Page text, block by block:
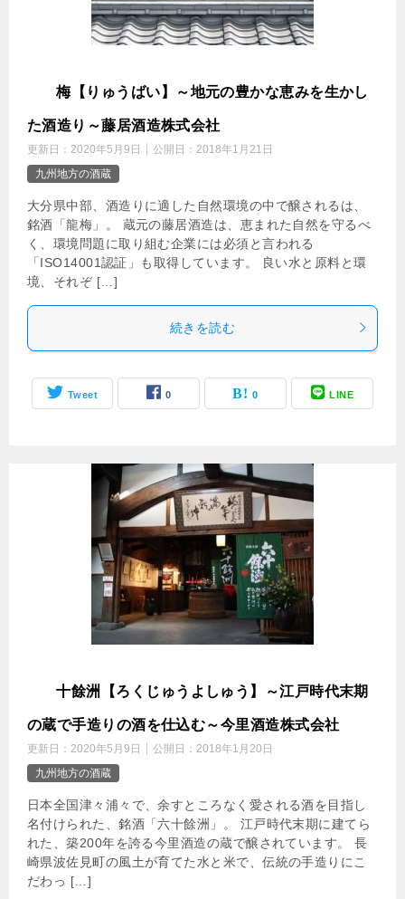
龍梅【りゅうばい】～地元の豊かな恵みを生かし
た酒造り～藤居酒造株式会社
更新日： 2020年5月9日 公開日： 2018年1月21日
九州地方の酒蔵
大分県中部、酒造りに適した自然環境の中で醸されるは、
銘酒「龍梅」。 蔵元の藤居酒造は、恵まれた自然を守るべ
く、環境問題に取り組む企業には必須と言われる
「ISO14001認証」も取得しています。 良い水と原料と環
境、それぞ […]
続きを読む
Tweet 0 0 LINE
六十餘洲【ろくじゅうよしゅう】～江戸時代末期
の蔵で手造りの酒を仕込む～今里酒造株式会社
更新日： 2020年5月9日 公開日： 2018年1月20日
九州地方の酒蔵
日本全国津々浦々で、余すところなく愛される酒を目指し
名付けられた、銘酒「六十餘洲」。 江戸時代末期に建てら
れた、築200年を誇る今里酒造の蔵で醸されています。 長
崎県波佐見町の風土が育てた水と米で、伝統の手造りにこ
だわっ […]